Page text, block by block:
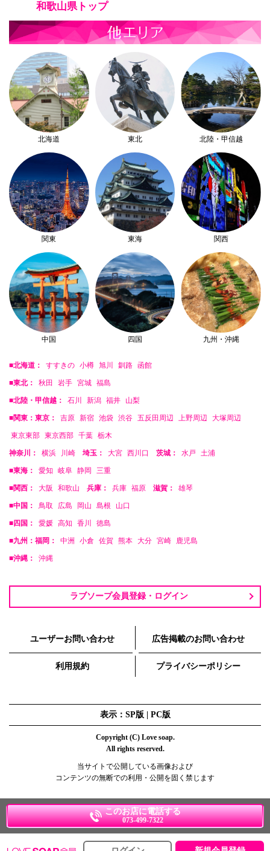
和歌山県トップ
北海道 東北 北陸・甲信越
関東 東海 関西
中国 四国 九州・沖縄
■北海道： すすきの 小樽 旭川 釧路 函館
■東北： 秋田 岩手 宮城 福島
■北陸・甲信越： 石川 新潟 福井 山梨
■関東：東京： 吉原 新宿 池袋 渋谷 五反田周辺 上野周辺 大塚周辺
東京東部 東京西部 千葉 栃木
神奈川： 横浜 川崎 埼玉： 大宮 西川口 茨城： 水戸 土浦
■東海： 愛知 岐阜 静岡 三重
■関西： 大阪 和歌山 兵庫： 兵庫 福原 滋賀： 雄琴
■中国： 鳥取 広島 岡山 島根 山口
■四国： 愛媛 高知 香川 徳島
■九州：福岡： 中洲 小倉 佐賀 熊本 大分 宮崎 鹿児島
■沖縄： 沖縄
ラブソープ会員登録・ログイン
ユーザーお問い合わせ 広告掲載のお問い合わせ
利用規約 プライバシーポリシー
表示：SP版 | PC版
Copyright (C) Love soap.
All rights reserved.
当サイトで公開している画像および
コンテンツの無断での利用・公開を固く禁じます
このお店に電話する
073-499-7322